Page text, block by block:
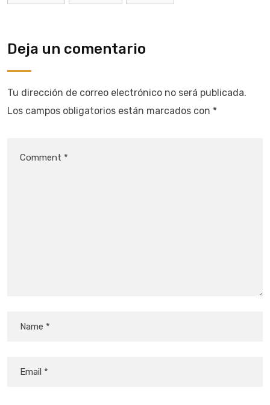
Deja un comentario
Tu dirección de correo electrónico no será publicada.
Los campos obligatorios están marcados con *